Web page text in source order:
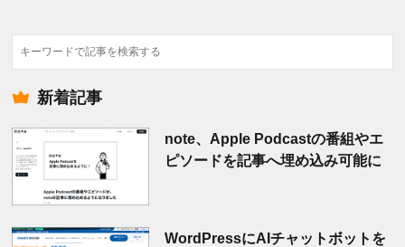
検
索
新着記事
note、Apple Podcastの番組やエ
ピソードを記事へ埋め込み可能に
WordPressにAIチャットボットを